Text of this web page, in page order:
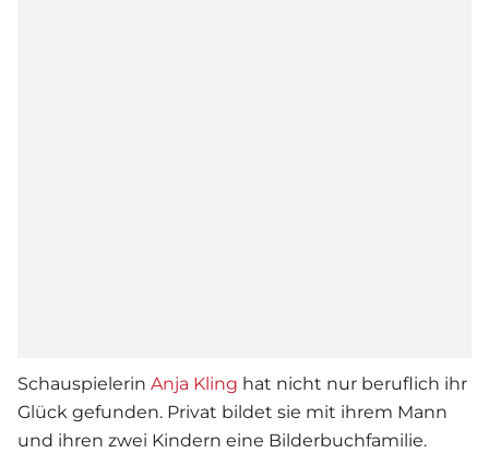
Schauspielerin Anja Kling hat nicht nur beruflich ihr
Glück gefunden. Privat bildet sie mit ihrem Mann
und ihren zwei Kindern eine Bilderbuchfamilie.